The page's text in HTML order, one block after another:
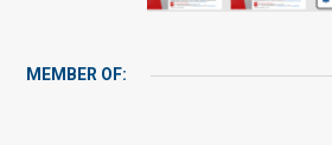
MEMBER OF: